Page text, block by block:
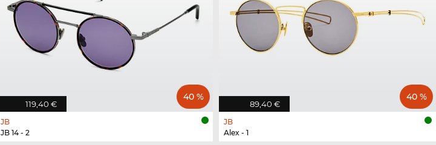
119,40 €
40 %
JB
JB 14 - 2
89,40 €
40 %
JB
Alex - 1